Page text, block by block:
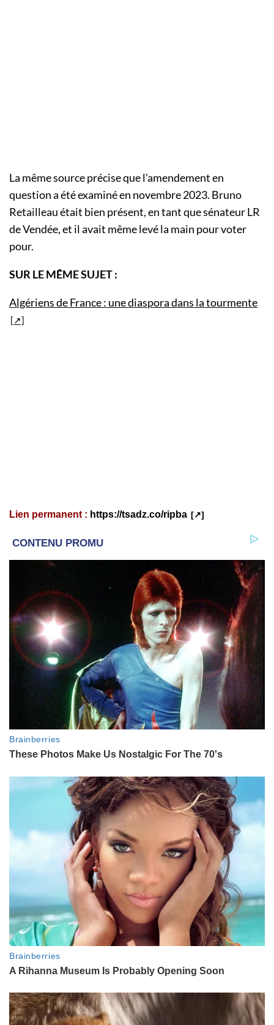
La même source précise que l’amendement en
question a été examiné en novembre 2023. Bruno
Retailleau était bien présent, en tant que sénateur LR
de Vendée, et il avait même levé la main pour voter
pour.
SUR LE MÊME SUJET :
Algériens de France : une diaspora dans la tourmente
Lien permanent : https://tsadz.co/ripba